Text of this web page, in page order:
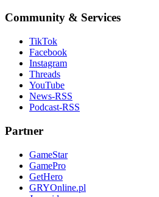
Community & Services
TikTok
Facebook
Instagram
Threads
YouTube
News-RSS
Podcast-RSS
Partner
GameStar
GamePro
GetHero
GRYOnline.pl